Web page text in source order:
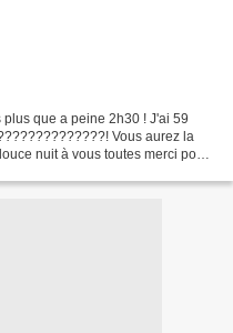
que a peine 2h30 ! J'ai 59
Vous aurez la
nuit à vous toutes merci pour